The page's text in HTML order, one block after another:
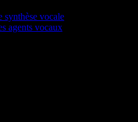
synthèse vocale
agents vocaux